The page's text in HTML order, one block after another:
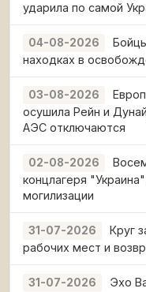
ударила по самой
04-08-2026
находках в
03-08-2026
осушила Рейн и
АЭС отключаются
02-08-2026
концлагеря
могилизации
31-07-2026
Круг
рабочих мест и
31-07-2026
Эхо